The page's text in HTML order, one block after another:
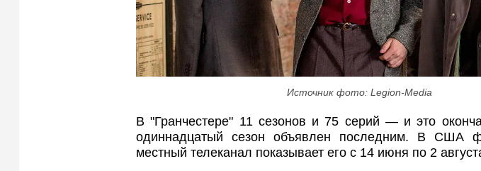
Источник фото: Legion-Media
В "Гранчестере" 11 сезонов и 75 серий — и это
одиннадцатый сезон объявлен последним. В США
местный телеканал показывает его с 14 июня по 2